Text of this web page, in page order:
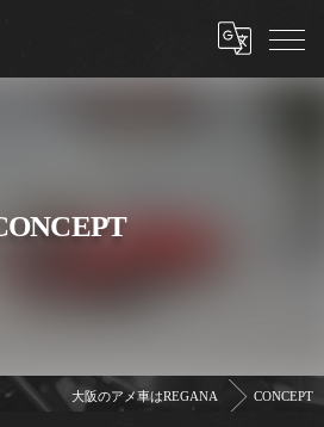
大阪のアメ車はREGANA CONCEPT